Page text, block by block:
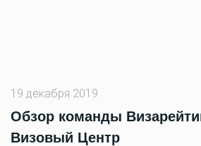
19 декабря 2019
Обзор команды
Визовый Центр